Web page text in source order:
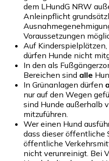
dem LHundG NRW
Anleinpflicht
Voraussetzungen
Auf
dürfen Hunde nicht
In den als
Bereichen sind alle
In Grünanlagen dürfen
nur auf den Wegen
sind Hunde außerhalb
mitzuführen.
Wer einen Hund
dass dieser öffentliche
öffentliche
nicht verunreinigt. Bei